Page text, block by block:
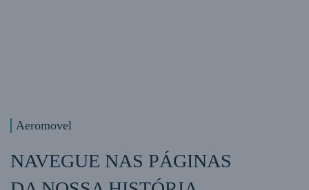
Aeromovel
NAVEGUE NAS PÁGINAS